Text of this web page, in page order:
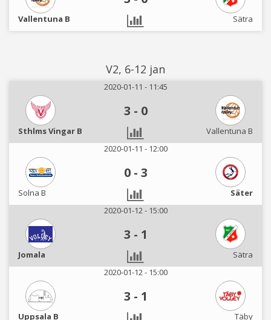
Vallentuna B Sätra
V2, 6-12 jan
2020-01-11 - 11:45
3 - 0
Sthlms Vingar B
Vallentuna B
2020-01-11 - 12:00
0 - 3
Solna B
Säter
2020-01-12 - 15:00
3 - 1
Jomala
Sätra
2020-01-12 - 15:00
3 - 1
Uppsala B Täby